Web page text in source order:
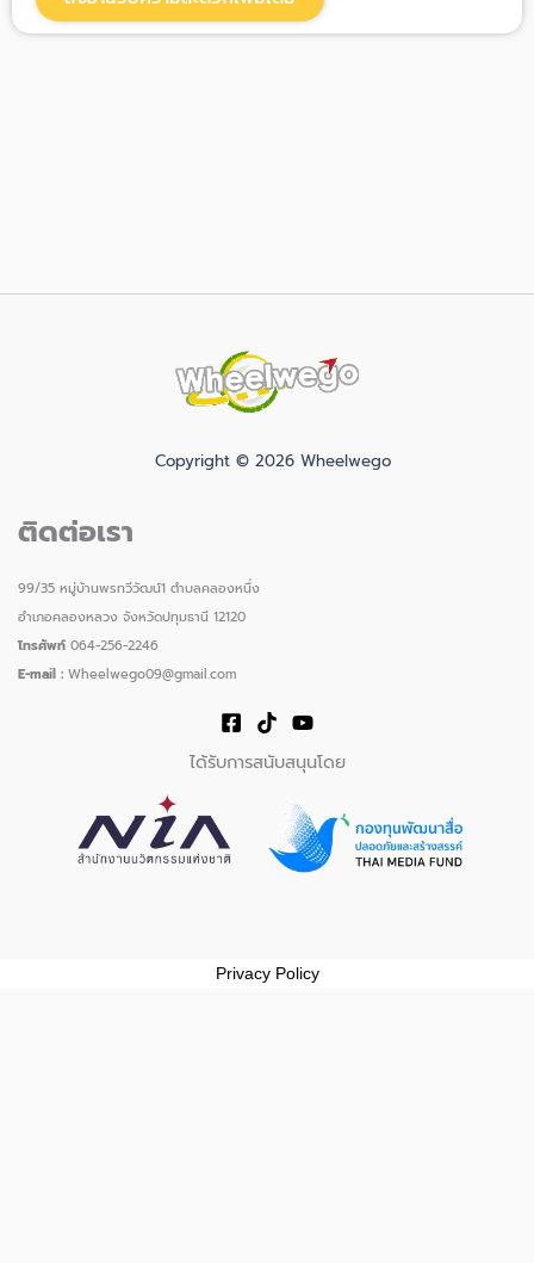
Copyright © 2026 Wheelwego
ติดต่อเรา
99/35 หมู่บ้านพรทวีวัฒน์1 ตำบลคลองหนึ่ง
อำเภอคลองหลวง จังหวัดปทุมธานี 12120
โทรศัพท์ 064-256-2246
E-mail : Wheelwego09@gmail.com
ได้รับการสนับสนุนโดย
Privacy Policy